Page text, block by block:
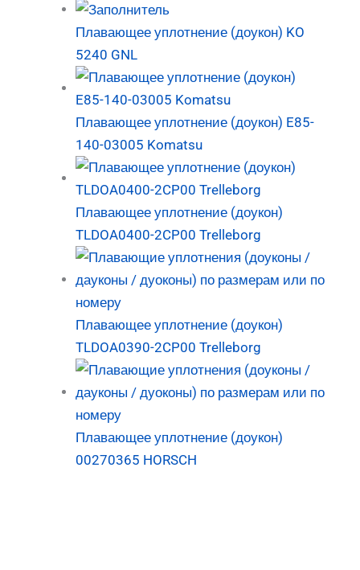
Плавающее уплотнение (доукон) KO
5240 GNL
Плавающее уплотнение (доукон) E85-
140-03005 Komatsu
Плавающее уплотнение (доукон)
TLDOA0400-2CP00 Trelleborg
Плавающее уплотнение (доукон)
TLDOA0390-2CP00 Trelleborg
Плавающее уплотнение (доукон)
00270365 HORSCH